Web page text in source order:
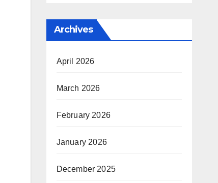
Archives
April 2026
March 2026
February 2026
January 2026
December 2025